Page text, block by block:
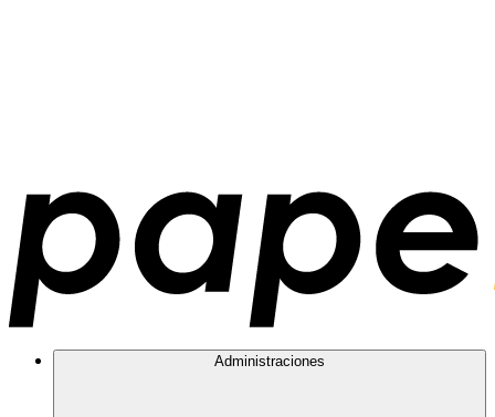
Administraciones